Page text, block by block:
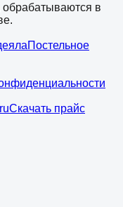
обрабатываются в
Постельное
Скачать прайс